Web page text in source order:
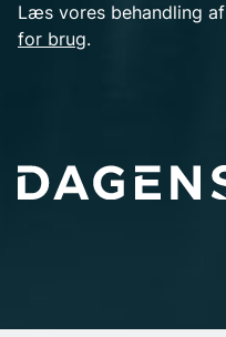
Læs vores behandling af
for brug.